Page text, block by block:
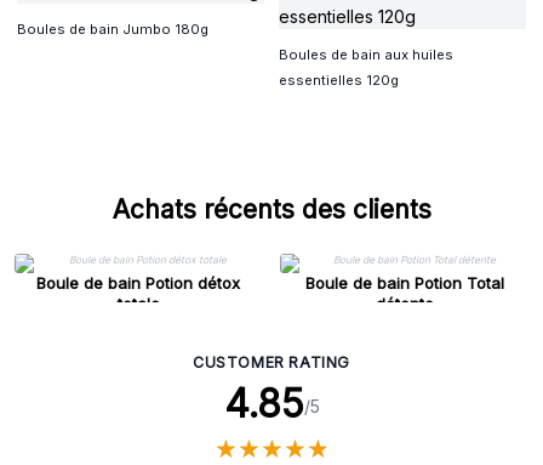
Boules de bain Jumbo 180g
Boules de bain aux huiles
essentielles 120g
Achats récents des clients
Boule de bain Potion détox
totale
Boule de bain Potion Total
détente
CUSTOMER RATING
4.85/5
★★★★★
★★★★★